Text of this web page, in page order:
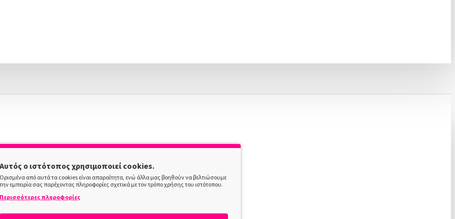
Αυτός ο ιστότοπος χρησιμοποιεί cookies.
Ορισμένα από αυτά τα cookies είναι απαραίτητα, ενώ άλλα μας βοηθούν να βελτιώσουμε
την εμπειρία σας παρέχοντας πληροφορίες σχετικά με τον τρόπο χρήσης του ιστότοπου.
Περισσότερες πληροφορίες